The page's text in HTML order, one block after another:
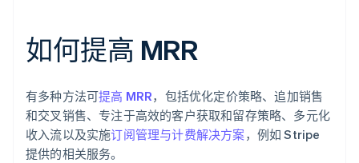
如何提高 MRR
有多种方法可提高 MRR，包括优化定价策略、追加销售
和交叉销售、专注于高效的客户获取和留存策略、多元化
收入流以及实施订阅管理与计费解决方案，例如 Stripe
提供的相关服务。